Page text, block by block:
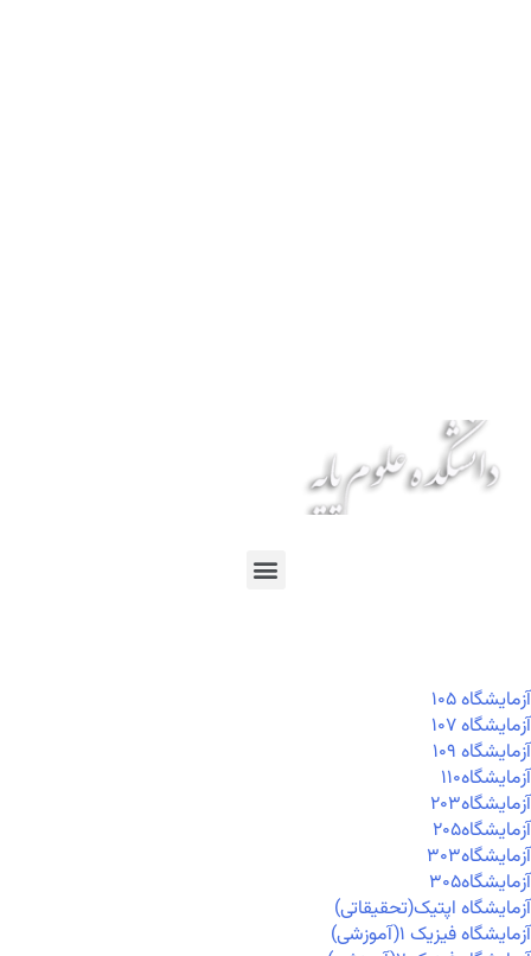
آزمايشگاه ۱۰۵
آزمايشگاه ۱۰۷
آزمايشگاه ۱۰۹
آزمايشگاه۱۱۰
آزمايشگاه۲۰۳
آزمايشگاه۲۰۵
آزمايشگاه۳۰۳
آزمايشگاه۳۰۵
آزمایشگاه اپتیک(تحقیقاتی)
آزمایشگاه فیزیک ۱(آموزشی)